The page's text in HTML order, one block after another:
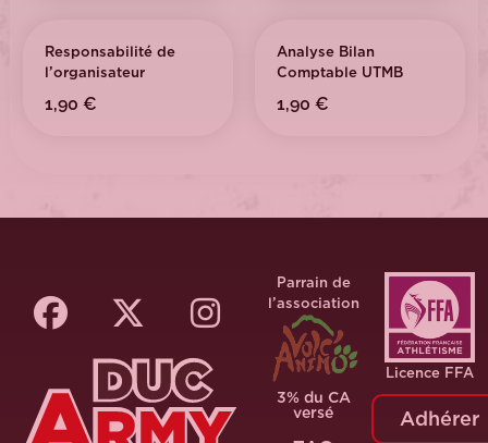
Responsabilité de
l’organisateur
1,90 €
Analyse Bilan
Comptable UTMB
1,90 €
Parrain de
l’association
3% du CA
versé
Licence FFA
Adhérer